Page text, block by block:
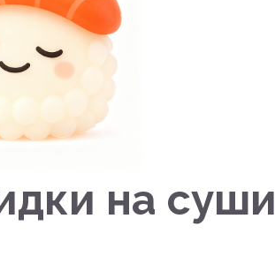
на суши